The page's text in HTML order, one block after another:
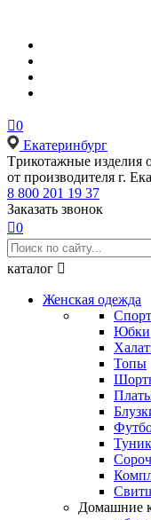
0
Екатеринбург
Tрикотажные изделия
от производителя г.
8 800 201 19 37
Заказать звонок
0
каталог 
Женская одежда
Юбки
Топы
Домашние